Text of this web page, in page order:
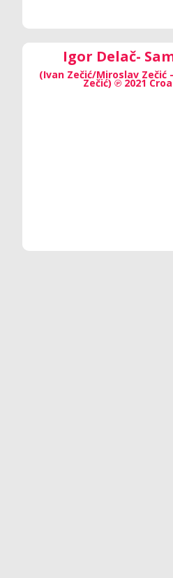
Igor Delač-
(Ivan Zečić/Miroslav Zečić
Zečić) ℗ 2021